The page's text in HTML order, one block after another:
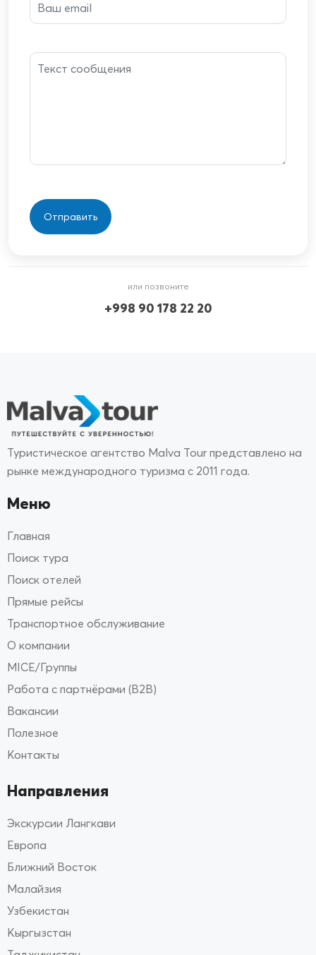
или позвоните
+998 90 178 22 20
Туристическое агентство Malva Tour представлено на
рынке международного туризма с 2011 года.
Меню
Главная
Поиск тура
Поиск отелей
Прямые рейсы
Транспортное обслуживание
О компании
MICE/Группы
Работа с партнёрами (B2B)
Вакансии
Полезное
Контакты
Направления
Экскурсии Лангкави
Европа
Ближний Восток
Малайзия
Узбекистан
Кыргызстан